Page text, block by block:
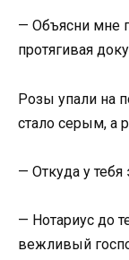
— Объясни мне
протягивая
Розы упали на
стало серым, а
— Откуда у тебя
— Нотариус до
вежливый